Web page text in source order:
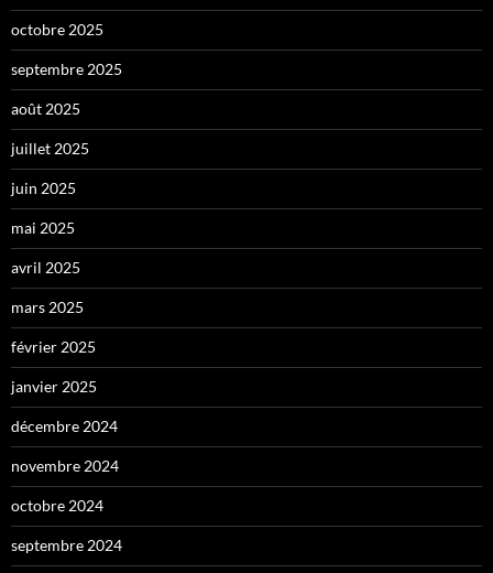
octobre 2025
septembre 2025
août 2025
juillet 2025
juin 2025
mai 2025
avril 2025
mars 2025
février 2025
janvier 2025
décembre 2024
novembre 2024
octobre 2024
septembre 2024